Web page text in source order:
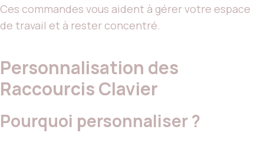
Ces commandes vous aident à gérer votre espace
de travail et à rester concentré.
Personnalisation des
Raccourcis Clavier
Pourquoi personnaliser ?